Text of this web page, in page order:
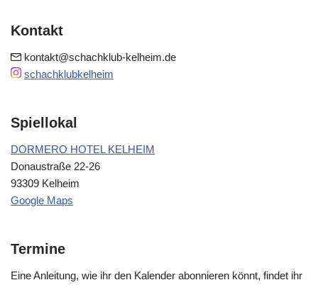
Kontakt
kontakt@schachklub-kelheim.de
schachklubkelheim
Spiellokal
DORMERO HOTEL KELHEIM
Donaustraße 22-26
93309 Kelheim
Google Maps
Termine
Eine Anleitung, wie ihr den Kalender abonnieren könnt, findet ihr